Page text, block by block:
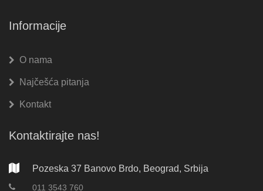
Informacije
O nama
Najčešća pitanja
Kontakt
Kontaktirajte nas!
Pozeska 37 Banovo Brdo, Beograd, Srbija
011 3543 760